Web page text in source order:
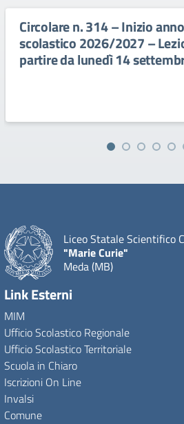
Circolare n. 314 – Inizio anno
scolastico 2026/2027 –
partire da lunedì 14
Liceo Statale Scientifico
"Marie Curie"
Meda (MB)
Link Esterni
MIM
Ufficio Scolastico Regionale
Ufficio Scolastico Territoriale
Scuola in Chiaro
Iscrizioni On Line
Invalsi
Comune